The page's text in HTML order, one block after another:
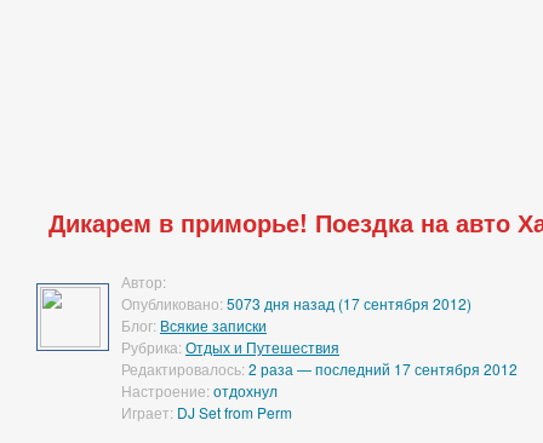
Дикарем в приморье! Поездка на авто
Автор:
Опубликовано: 5073 дня назад (17 сентября 2012)
Блог: Всякие записки
Рубрика: Отдых и Путешествия
Редактировалось: 2 раза — последний 17 сентября 2012
Настроение: отдохнул
Играет: DJ Set from Perm